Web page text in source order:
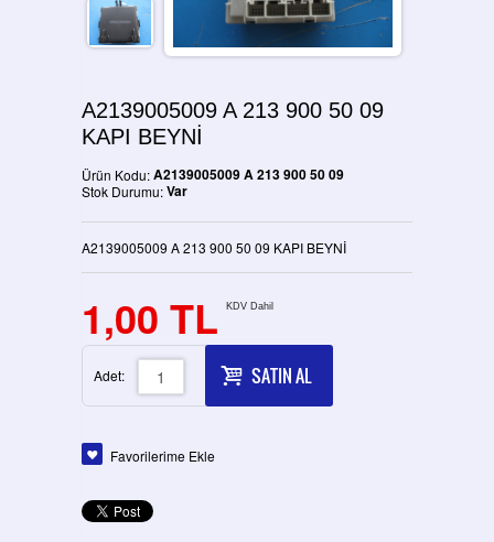
A2139005009 A 213 900 50 09
KAPI BEYNİ
Ürün Kodu:A2139005009 A 213 900 50 09
Stok Durumu:Var
A2139005009 A 213 900 50 09 KAPI BEYNİ
1,00 TL KDV Dahil
Adet: SATIN AL
Favorilerime Ekle